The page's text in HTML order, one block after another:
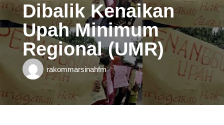
Dibalik Kenaikan
Upah Minimum
Regional (UMR)
rakommarsinahfm